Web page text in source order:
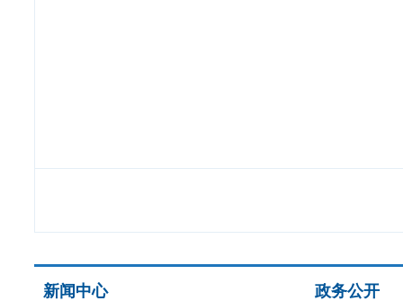
新闻中心 政务公开